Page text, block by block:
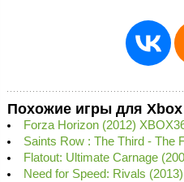
Похожие игры для Xbox
Forza Horizon (2012)
Saints Row : The Third - The
Flatout: Ultimate Carnage
Need for Speed: Rivals